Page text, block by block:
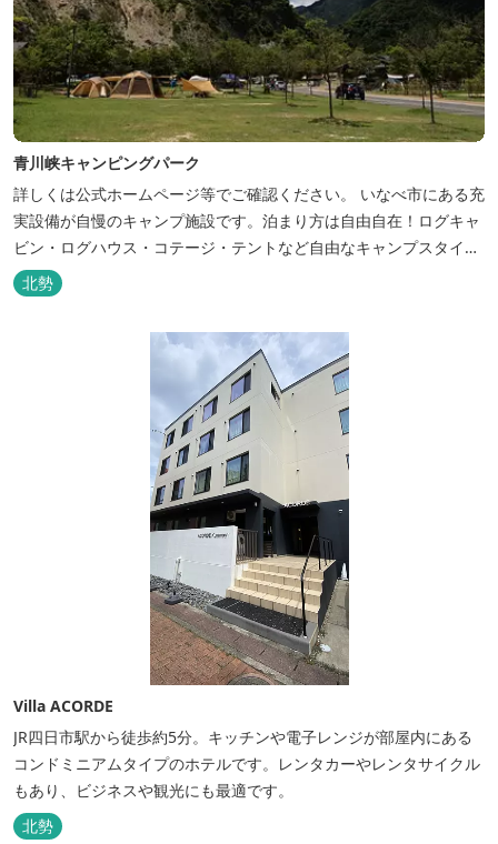
青川峡キャンピングパーク
詳しくは公式ホームページ等でご確認ください。 いなべ市にある充
実設備が自慢のキャンプ施設です。泊まり方は自由自在！ログキャ
ビン・ログハウス・コテージ・テントなど自由なキャンプスタイル
が楽しめます。屋根付きの炭火焼ハウスがありますので、雨や風の
日も快適にバーベキューをお楽しみいただけます。日帰り利用、団
北勢
Villa ACORDE
JR四日市駅から徒歩約5分。キッチンや電子レンジが部屋内にある
コンドミニアムタイプのホテルです。レンタカーやレンタサイクル
もあり、ビジネスや観光にも最適です。
北勢